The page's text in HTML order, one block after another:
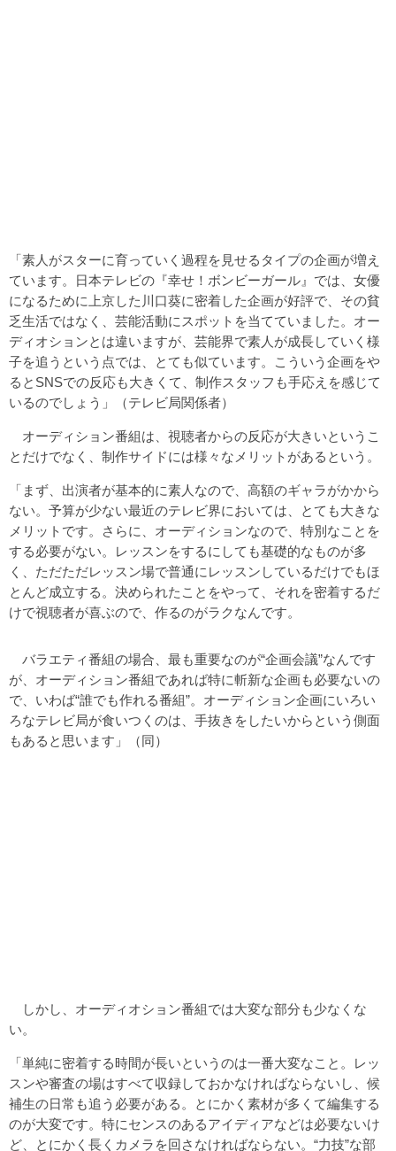
「素人がスターに育っていく過程を見せるタイプの企画が増え
ています。日本テレビの『幸せ！ボンビーガール』では、女優
になるために上京した川口葵に密着した企画が好評で、その貧
乏生活ではなく、芸能活動にスポットを当てていました。オー
ディオションとは違いますが、芸能界で素人が成長していく様
子を追うという点では、とても似ています。こういう企画をや
るとSNSでの反応も大きくて、制作スタッフも手応えを感じて
いるのでしょう」（テレビ局関係者）
オーディション番組は、視聴者からの反応が大きいというこ
とだけでなく、制作サイドには様々なメリットがあるという。
「まず、出演者が基本的に素人なので、高額のギャラがかから
ない。予算が少ない最近のテレビ界においては、とても大きな
メリットです。さらに、オーディションなので、特別なことを
する必要がない。レッスンをするにしても基礎的なものが多
く、ただただレッスン場で普通にレッスンしているだけでもほ
とんど成立する。決められたことをやって、それを密着するだ
けで視聴者が喜ぶので、作るのがラクなんです。
バラエティ番組の場合、最も重要なのが“企画会議”なんです
が、オーディション番組であれば特に斬新な企画も必要ないの
で、いわば“誰でも作れる番組”。オーディション企画にいろい
ろなテレビ局が食いつくのは、手抜きをしたいからという側面
もあると思います」（同）
しかし、オーディオション番組では大変な部分も少なくな
い。
「単純に密着する時間が長いというのは一番大変なこと。レッ
スンや審査の場はすべて収録しておかなければならないし、候
補生の日常も追う必要がある。とにかく素材が多くて編集する
のが大変です。特にセンスのあるアイディアなどは必要ないけ
ど、とにかく長くカメラを回さなければならない。“力技”な部